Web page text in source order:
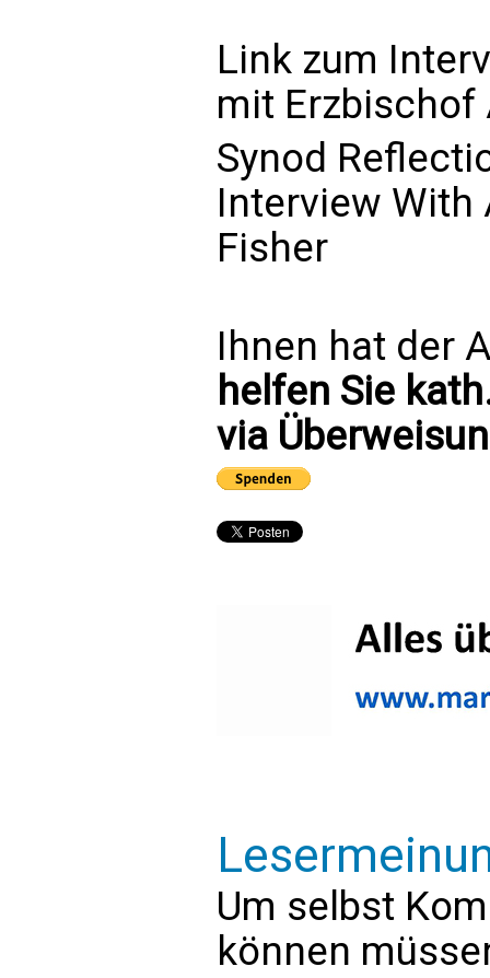
Link zum
mit Erzbischof
Synod
Interview With
Fisher
Ihnen hat der
helfen Sie
via
Um selbst
können